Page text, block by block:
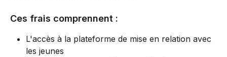
Ces frais comprennent :
L'accès à la plateforme de mise en relation avec
les jeunes